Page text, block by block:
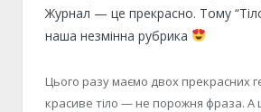
Журнал — це прекрасно. Тому
наша незмінна рубрика
Цього разу маємо двох прекрасних
красиве тіло — не порожня фраза.